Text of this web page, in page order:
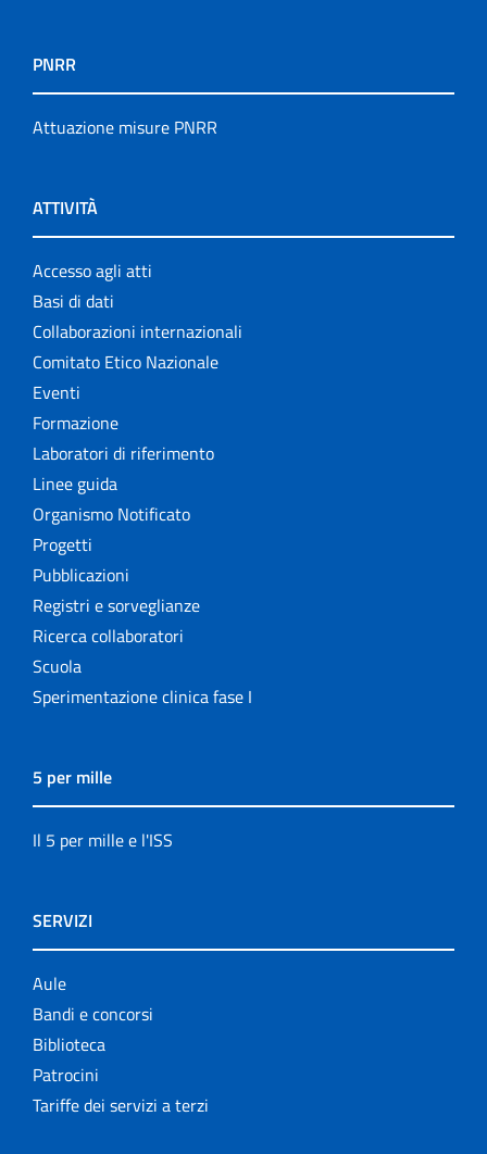
PNRR
Attuazione misure PNRR
ATTIVITÀ
Accesso agli atti
Basi di dati
Collaborazioni internazionali
Comitato Etico Nazionale
Eventi
Formazione
Laboratori di riferimento
Linee guida
Organismo Notificato
Progetti
Pubblicazioni
Registri e sorveglianze
Ricerca collaboratori
Scuola
Sperimentazione clinica fase I
5 per mille
Il 5 per mille e l'ISS
SERVIZI
Aule
Bandi e concorsi
Biblioteca
Patrocini
Tariffe dei servizi a terzi